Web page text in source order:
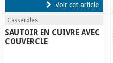
Voir cet article
Casseroles
SAUTOIR EN CUIVRE AVEC
COUVERCLE